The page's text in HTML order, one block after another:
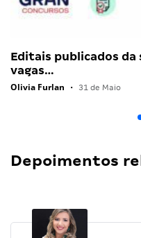
Editais publicados
vagas…
Olivia Furlan • 31 de Maio
Depoimentos